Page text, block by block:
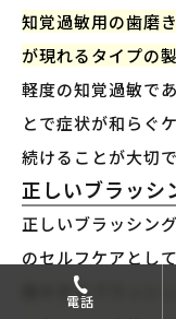
電話
知覚過敏用の歯磨
が現れるタイプの
軽度の知覚過敏で
とで症状が和らぐ
続けることが大切で
正しいブラッシ
正しいブラッシン
のセルフケアとして
強すぎるブラッシ